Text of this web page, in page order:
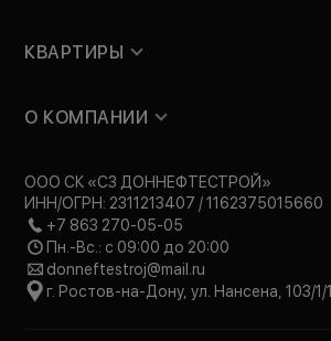
КВАРТИРЫ
О КОМПАНИИ
ООО СК «СЗ ДОННЕФТЕСТРОЙ»
ИНН/ОГРН: 2311213407 / 1162375015660
+7 863 270-05-05
Пн.-Вс.: с 09:00 до 20:00
donneftestroj@mail.ru
г. Ростов-на-Дону, ул. Нансена, 103/1/1